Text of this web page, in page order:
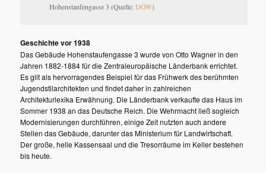
Hohenstaufengasse 3 (Quelle:DÖW)
Geschichte vor 1938
Das Gebäude Hohenstaufengasse 3 wurde von Otto Wagner in den
Jahren 1882-1884 für die Zentraleuropäische Länderbank errichtet.
Es gilt als hervorragendes Beispiel für das Frühwerk des berühmten
Jugendstilarchitekten und findet daher in zahlreichen
Architekturlexika Erwähnung. Die Länderbank verkaufte das Haus im
Sommer 1938 an das Deutsche Reich. Die Wehrmacht ließ sogleich
Modernisierungen durchführen, einige Zeit nutzten auch andere
Stellen das Gebäude, darunter das Ministerium für Landwirtschaft.
Der große, helle Kassensaal und die Tresorräume im Keller bestehen
bis heute.